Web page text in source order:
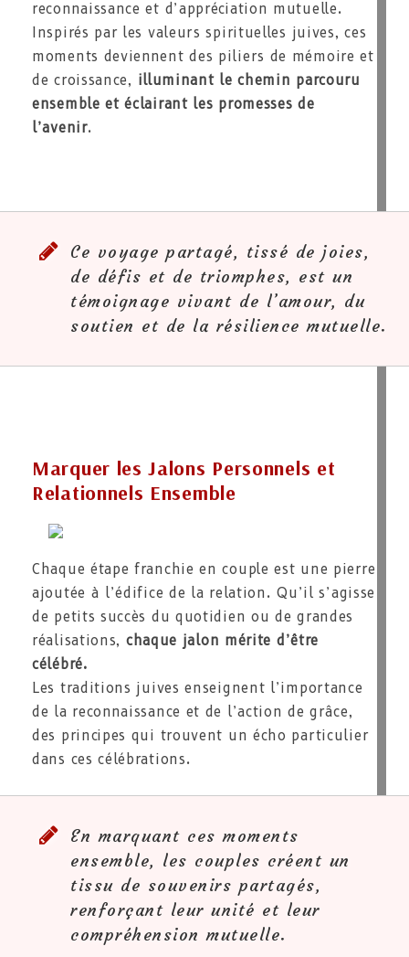
reconnaissance et d’appréciation mutuelle.
Inspirés par les valeurs spirituelles juives, ces
moments deviennent des piliers de mémoire et
de croissance, illuminant le chemin parcouru
ensemble et éclairant les promesses de
l’avenir.
Ce voyage partagé, tissé de joies,
de défis et de triomphes, est un
témoignage vivant de l’amour, du
soutien et de la résilience mutuelle.
Marquer les Jalons Personnels et
Relationnels Ensemble
Chaque étape franchie en couple est une pierre
ajoutée à l’édifice de la relation. Qu’il s’agisse
de petits succès du quotidien ou de grandes
réalisations, chaque jalon mérite d’être
célébré.
Les traditions juives enseignent l’importance
de la reconnaissance et de l’action de grâce,
des principes qui trouvent un écho particulier
dans ces célébrations.
En marquant ces moments
ensemble, les couples créent un
tissu de souvenirs partagés,
renforçant leur unité et leur
compréhension mutuelle.